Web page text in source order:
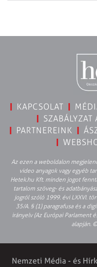
KAPCSOLAT
SZABÁLYZAT
PARTNEREINK
Az ezen a weboldalon
video anyagok vagy egyéb
Hetek.hu Kft. minden jogot
tartalom szöveg- és
jogról szóló 1999. évi LXXVI.
35/A. § (1) paragrafusa és a
irányelv (Az Európai Parlament
alapján.
Nemzeti Média - és